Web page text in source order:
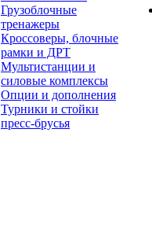
Грузоблочные
тренажеры
Кроссоверы, блочные
рамки и ДРТ
Мультистанции и
силовые комплексы
Опции и дополнения
Турники и стойки
пресс-брусья